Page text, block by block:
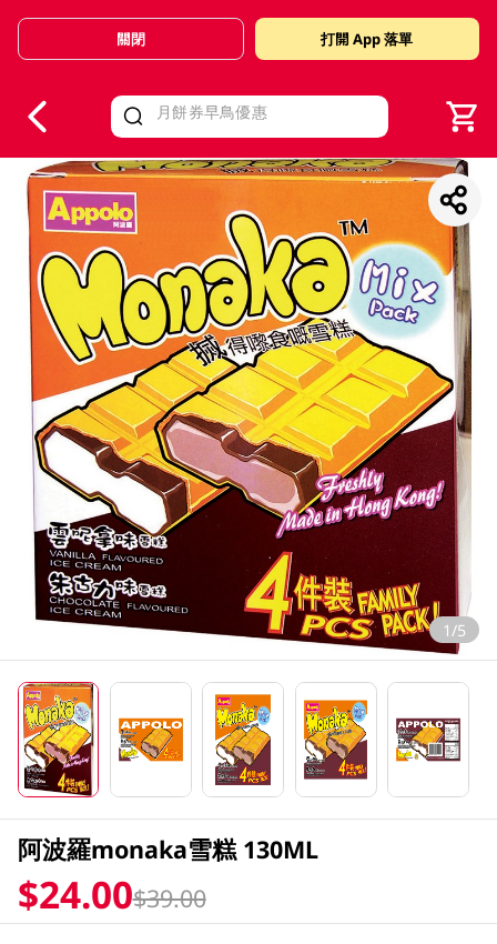
Valid Until 30 June 2026
關閉 打開 App 落單
1/5
阿波羅monaka雪糕 130ML
$24.00$39.00